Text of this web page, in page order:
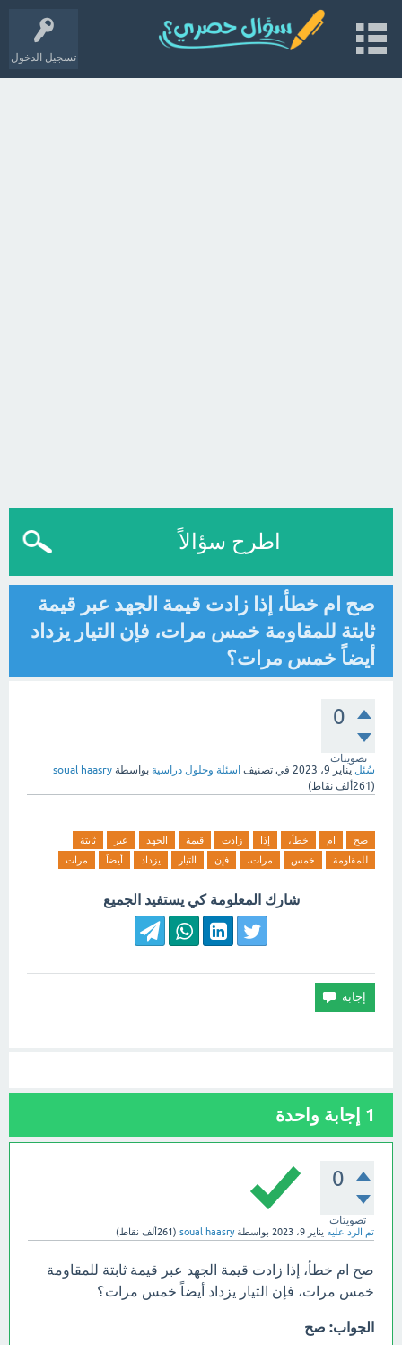
تسجيل الدخول
اطرح سؤالاً
صح ام خطأ، إذا زادت قيمة الجهد عبر قيمة
ثابتة للمقاومة خمس مرات، فإن التيار يزداد
أيضاً خمس مرات؟
0
تصويتات
سُئل يناير 9، 2023 في تصنيف اسئلة وحلول دراسية بواسطة soual haasry
( 261ألف نقاط)
صح ام خطأ، إذا زادت قيمة الجهد عبر
ثابتة
للمقاومة
خمس مرات، فإن التيار يزداد أيضاً مرات
شارك المعلومة كي يستفيد الجميع
1 إجابة واحدة
0
تصويتات
تم الرد عليه يناير 9، 2023 بواسطةsoual haasry
(261ألف نقاط)
صح ام خطأ، إذا زادت قيمة الجهد عبر قيمة ثابتة للمقاومة
خمس مرات، فإن التيار يزداد أيضاً خمس مرات؟
الجواب: صح